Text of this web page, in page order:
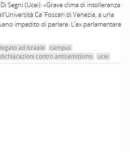
Segni (Ucei): «Grave clima di intolleranza
Ca’ Foscari di Venezia, a una
impedito di parlare. L’ex parlamentare
ad Israele
campus
dichiarazioni contro antisemitismo ucei